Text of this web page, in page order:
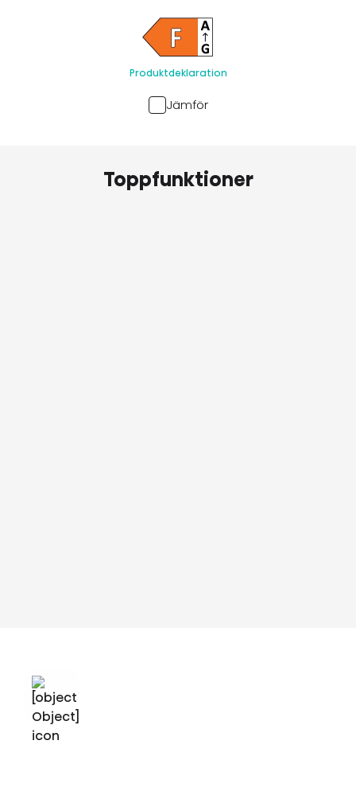
Produktdeklaration
Jämför
Toppfunktioner